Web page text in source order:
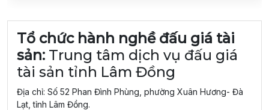
Tổ chức hành nghề đấu giá tài
sản: Trung tâm dịch vụ đấu giá
tài sản tỉnh Lâm Đồng
Địa chỉ: Số 52 Phan Đình Phùng, phường Xuân Hương- Đà
Lạt, tỉnh Lâm Đồng.